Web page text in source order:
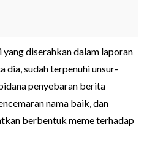
diserahkan dalam laporan
dia, sudah terpenuhi unsur-
penyebaran berita
nama baik, dan
berbentuk meme terhadap